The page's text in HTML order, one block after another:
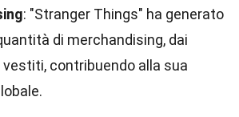
: "Stranger Things" ha generato
di merchandising, dai
contribuendo alla sua